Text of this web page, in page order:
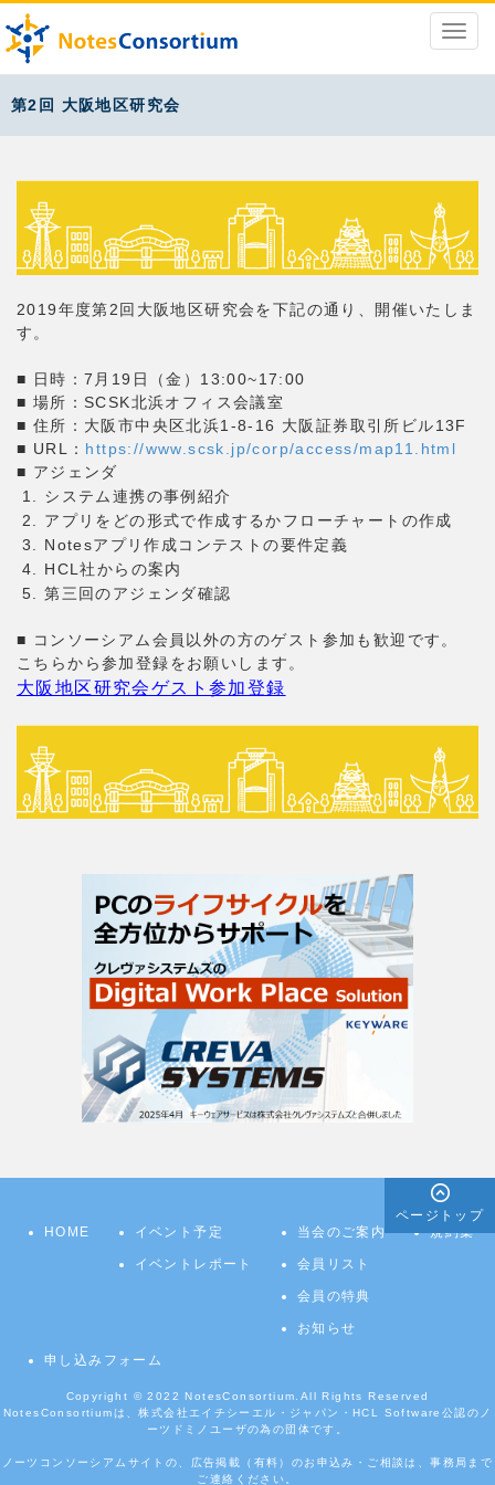
第2回 大阪地区研究会
2019年度第2回大阪地区研究会を下記の通り、開催いたしま
す。
■ 日時：7月19日（金）13:00~17:00
■ 場所：SCSK北浜オフィス会議室
■ 住所：大阪市中央区北浜1-8-16 大阪証券取引所ビル13F
■ URL： https://www.scsk.jp/corp/access/map11.html
■ アジェンダ
システム連携の事例紹介
アプリをどの形式で作成するかフローチャートの作成
Notesアプリ作成コンテストの要件定義
HCL社からの案内
第三回のアジェンダ確認
■ コンソーシアム会員以外の方のゲスト参加も歓迎です。
こちらから参加登録をお願いします。
大阪地区研究会ゲスト参加登録
HOME イベント予定
イベントレポート
当会のご案内
会員リスト
会員の特典
お知らせ
規約集
申し込みフォーム
ページトップ
Copyright © 2022 NotesConsortium. All Rights Reserved
NotesConsortiumは、株式会社エイチシーエル・ジャパン・HCL Software公認のノ
ーツドミノユーザの為の団体です。
ノーツコンソーシアムサイトの、広告掲載（有料）のお申込み・ご相談は、事務局まで
ご連絡ください。